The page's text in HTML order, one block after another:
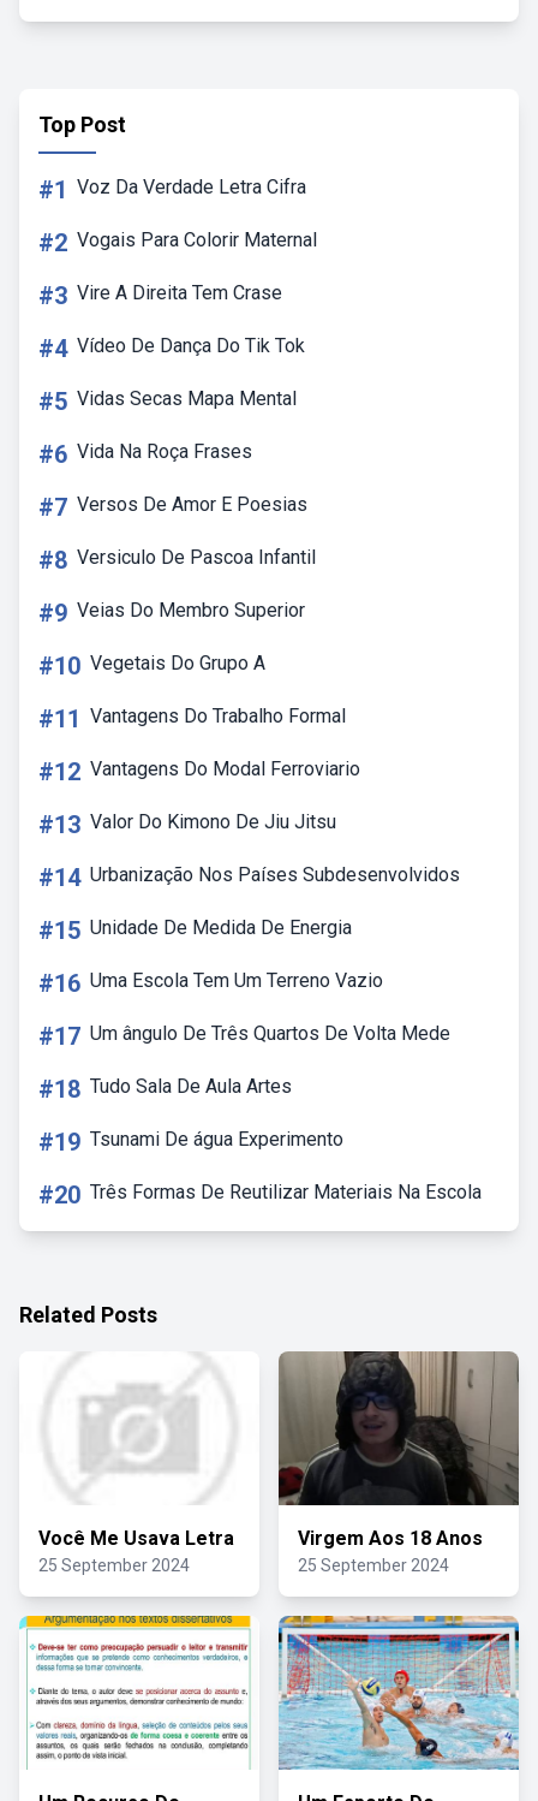
Top Post
#1 Voz Da Verdade Letra Cifra
#2 Vogais Para Colorir Maternal
#3 Vire A Direita Tem Crase
#4 Vídeo De Dança Do Tik Tok
#5 Vidas Secas Mapa Mental
#6 Vida Na Roça Frases
#7 Versos De Amor E Poesias
#8 Versiculo De Pascoa Infantil
#9 Veias Do Membro Superior
#10 Vegetais Do Grupo A
#11 Vantagens Do Trabalho Formal
#12 Vantagens Do Modal Ferroviario
#13 Valor Do Kimono De Jiu Jitsu
#14 Urbanização Nos Países Subdesenvolvidos
#15 Unidade De Medida De Energia
#16 Uma Escola Tem Um Terreno Vazio
#17 Um ângulo De Três Quartos De Volta Mede
#18 Tudo Sala De Aula Artes
#19 Tsunami De água Experimento
#20 Três Formas De Reutilizar Materiais Na Escola
Related Posts
Você Me Usava Letra
25 September 2024
Virgem Aos 18 Anos
25 September 2024